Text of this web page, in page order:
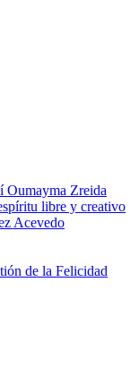
Oumayma Zreida
libre y creativo
Acevedo
de la Felicidad